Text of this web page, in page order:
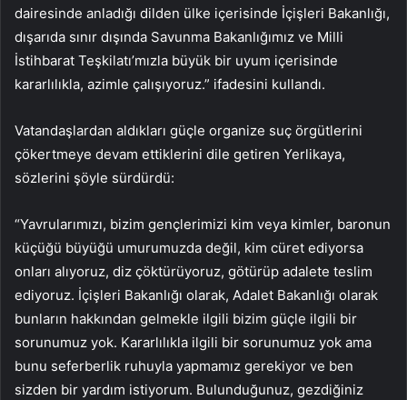
dairesinde anladığı dilden ülke içerisinde İçişleri Bakanlığı,
dışarıda sınır dışında Savunma Bakanlığımız ve Milli
İstihbarat Teşkilatı’mızla büyük bir uyum içerisinde
kararlılıkla, azimle çalışıyoruz.” ifadesini kullandı.
Vatandaşlardan aldıkları güçle organize suç örgütlerini
çökertmeye devam ettiklerini dile getiren Yerlikaya,
sözlerini şöyle sürdürdü:
“Yavrularımızı, bizim gençlerimizi kim veya kimler, baronun
küçüğü büyüğü umurumuzda değil, kim cüret ediyorsa
onları alıyoruz, diz çöktürüyoruz, götürüp adalete teslim
ediyoruz. İçişleri Bakanlığı olarak, Adalet Bakanlığı olarak
bunların hakkından gelmekle ilgili bizim güçle ilgili bir
sorunumuz yok. Kararlılıkla ilgili bir sorunumuz yok ama
bunu seferberlik ruhuyla yapmamız gerekiyor ve ben
sizden bir yardım istiyorum. Bulunduğunuz, gezdiğiniz